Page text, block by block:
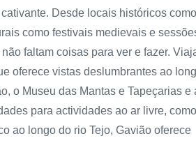
Desde locais históricos
como festivais medievais e
faltam coisas para ver e fazer.
oferece vistas deslumbrantes ao
o Museu das Mantas e Tapeçarias e
para actividades ao ar livre, como
ao longo do rio Tejo, Gavião oferece